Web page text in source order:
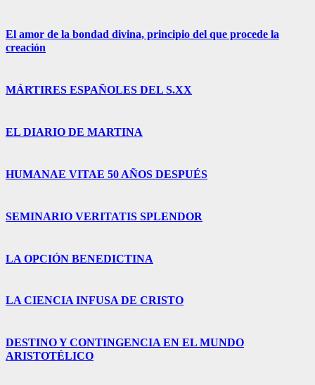
El amor de la bondad divina, principio del que procede la
creación
MÁRTIRES ESPAÑOLES DEL S.XX
EL DIARIO DE MARTINA
HUMANAE VITAE 50 AÑOS DESPUÉS
SEMINARIO VERITATIS SPLENDOR
LA OPCIÓN BENEDICTINA
LA CIENCIA INFUSA DE CRISTO
DESTINO Y CONTINGENCIA EN EL MUNDO
ARISTOTÉLICO